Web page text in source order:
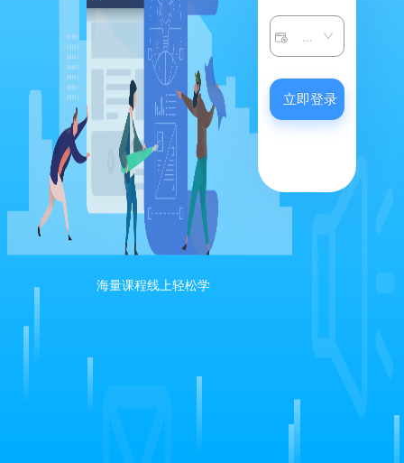
海量课程线上轻松学
请选择子系统
立即登录